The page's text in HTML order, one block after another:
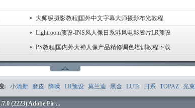
大师级摄影教程|国外中文字幕大师摄影布光教程
Lightroom预设-INS风人像日系港风电影胶片LR预设
PS教程|国内外大神人像产品精修调色培训教程下载
1 2 3 4 5 6
: 小清新 磨皮 降噪 LR预设 莫兰迪 黑金 LUTs 日系 TOPAZ 光束
(2223) Adobe Fir ...